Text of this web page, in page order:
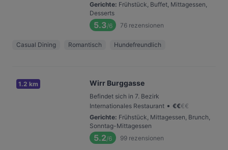
Gerichte: Frühstück, Buffet, Mittagessen,
Desserts
5.3/6 76 rezensionen
Casual Dining Romantisch Hundefreundlich
1.2 km Wirr Burggasse
Befindet sich in 7. Bezirk
Internationales Restaurant • €€€€
Gerichte: Frühstück, Mittagessen, Brunch,
Sonntag-Mittagessen
5.2/6 99 rezensionen